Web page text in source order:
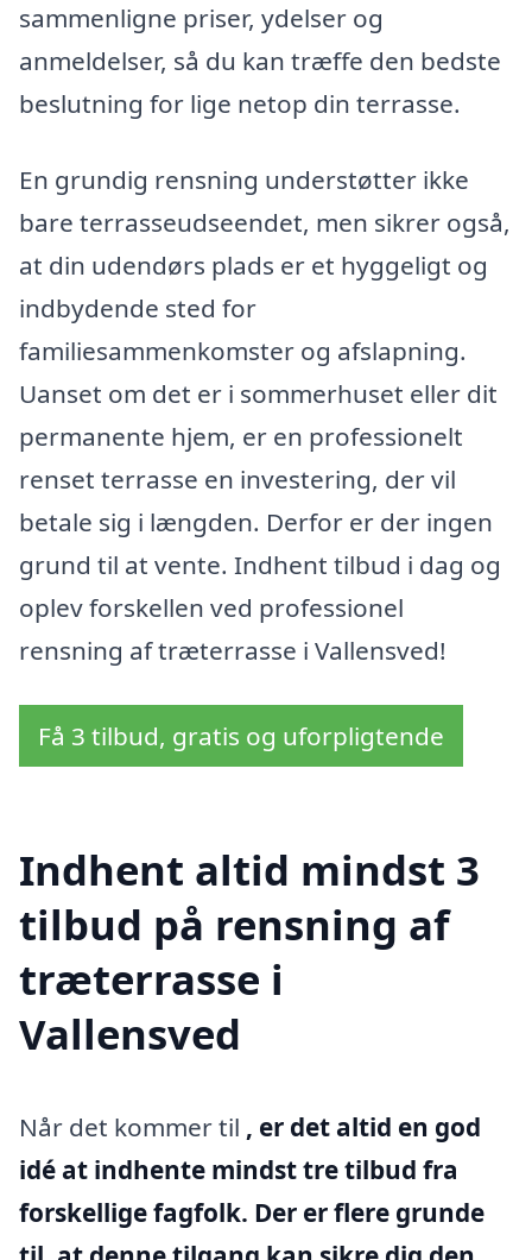
sammenligne priser, ydelser og
anmeldelser, så du kan træffe den bedste
beslutning for lige netop din terrasse.
En grundig rensning understøtter ikke
bare terrasseudseendet, men sikrer også,
at din udendørs plads er et hyggeligt og
indbydende sted for
familiesammenkomster og afslapning.
Uanset om det er i sommerhuset eller dit
permanente hjem, er en professionelt
renset terrasse en investering, der vil
betale sig i længden. Derfor er der ingen
grund til at vente. Indhent tilbud i dag og
oplev forskellen ved professionel
rensning af træterrasse i Vallensved!
Få 3 tilbud, gratis og uforpligtende
Indhent altid mindst 3
tilbud på rensning af
træterrasse i
Vallensved
Når det kommer til , er det altid en god
idé at indhente mindst tre tilbud fra
forskellige fagfolk. Der er flere grunde